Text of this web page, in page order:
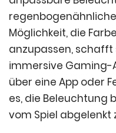
Möglichkeit, die
anzupassen,
immersive Gaming-
über eine App oder
es, die Beleuchtung
vom Spiel abgelenkt